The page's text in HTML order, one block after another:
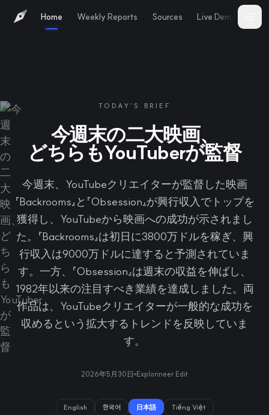
Home Weekly Reports Sources Live Demo
TODAY'S BRIEF
今週末の二大映画、
どちらもYouTuberが監督
今週末、YouTubeクリエイターが監督した映画
『Backrooms』と『Obsession』が興行収入でトップを
獲得し、YouTubeから映画への成功が示されまし
た。『Backrooms』は初日に3800万ドルを稼ぎ、興
行収入は9000万ドルに達すると予測されていま
す。一方、『Obsession』は週末の収益を伸ばし、
1982年以来の注目すべき業績を達成しました。両
作品は、YouTubeクリエイターが一般的な成功を
収めるという拡大するトレンドを反映していま
す。
2026年5月30日 Explorineer Edit
English 한국어 日本語 Tiếng Việt